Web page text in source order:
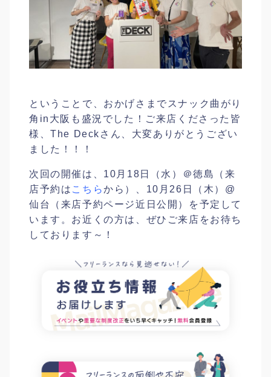
ということで、おかげさまでスナック曲がり
角in大阪も盛況でした！ご来店くださった皆
様、The Deckさん、大変ありがとうござい
ました！！！
次回の開催は、10月18日（水）＠徳島（来
店予約は こちらから）、10月26日（木）@
仙台（来店予約ページ近日公開）を予定して
います。お近くの方は、ぜひご来店をお待ち
しております～！